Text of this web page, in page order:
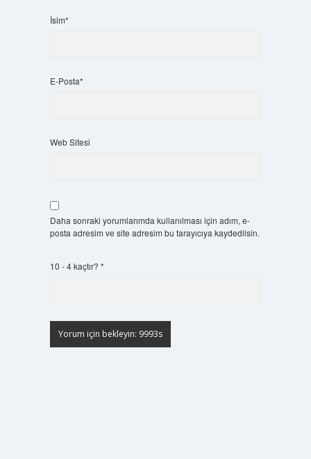
İsim*
E-Posta*
Web Sitesi
Daha sonraki yorumlarımda kullanılması için adım, e-
posta adresim ve site adresim bu tarayıcıya kaydedilsin.
10 - 4 kaçtır? *